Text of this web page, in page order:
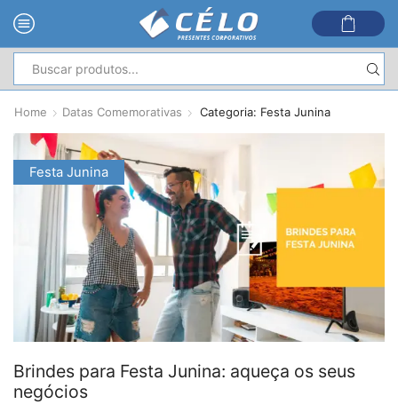
de
pesquisa
Home Datas Comemorativas Categoria: Festa Junina
Festa Junina
Brindes para Festa Junina: aqueça os seus
negócios